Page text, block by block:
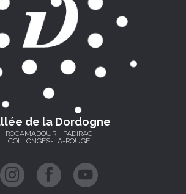
de la Dordogne
ROCAMADOUR - PADIRAC
COLLONGES-LA-ROUGE